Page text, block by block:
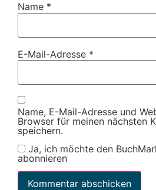
Name *
E-Mail-Adresse *
Name, E-Mail-Adresse und
Browser für meinen nächsten
speichern.
Ja, ich möchte den
abonnieren